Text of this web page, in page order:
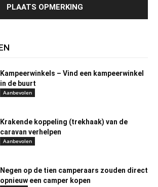
Kampeerwinkels – Vind een kampeerwinkel
in de buurt
Aanbevolen
Krakende koppeling (trekhaak) van de
caravan verhelpen
Aanbevolen
Negen op de tien camperaars zouden direct
opnieuw een camper kopen